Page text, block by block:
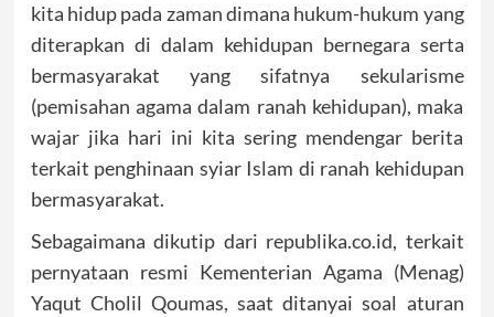
kita hidup pada zaman dimana hukum-hukum yang
diterapkan di dalam kehidupan bernegara serta
bermasyarakat yang sifatnya sekularisme
(pemisahan agama dalam ranah kehidupan), maka
wajar jika hari ini kita sering mendengar berita
terkait penghinaan syiar Islam di ranah kehidupan
bermasyarakat.
Sebagaimana dikutip dari republika.co.id, terkait
pernyataan resmi Kementerian Agama (Menag)
Yaqut Cholil Qoumas, saat ditanyai soal aturan